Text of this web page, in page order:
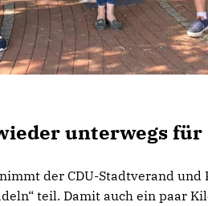
unterwegs für
der CDU-Stadtverand
teil. Damit auch ein paar